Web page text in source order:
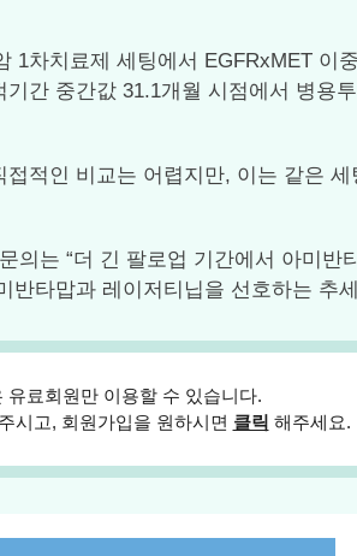
치료제 세팅에서 EGFRxMET 이
간 중간값 31.1개월 시점에서 병용
적인 비교는 어렵지만, 이는 같은
는 “더 긴 팔로업 기간에서 아미
반타맙과 레이저티닙을 선호하는 추
유료회원만 이용할 수 있습니다.
시고, 회원가입을 원하시면 클릭 해주세요.